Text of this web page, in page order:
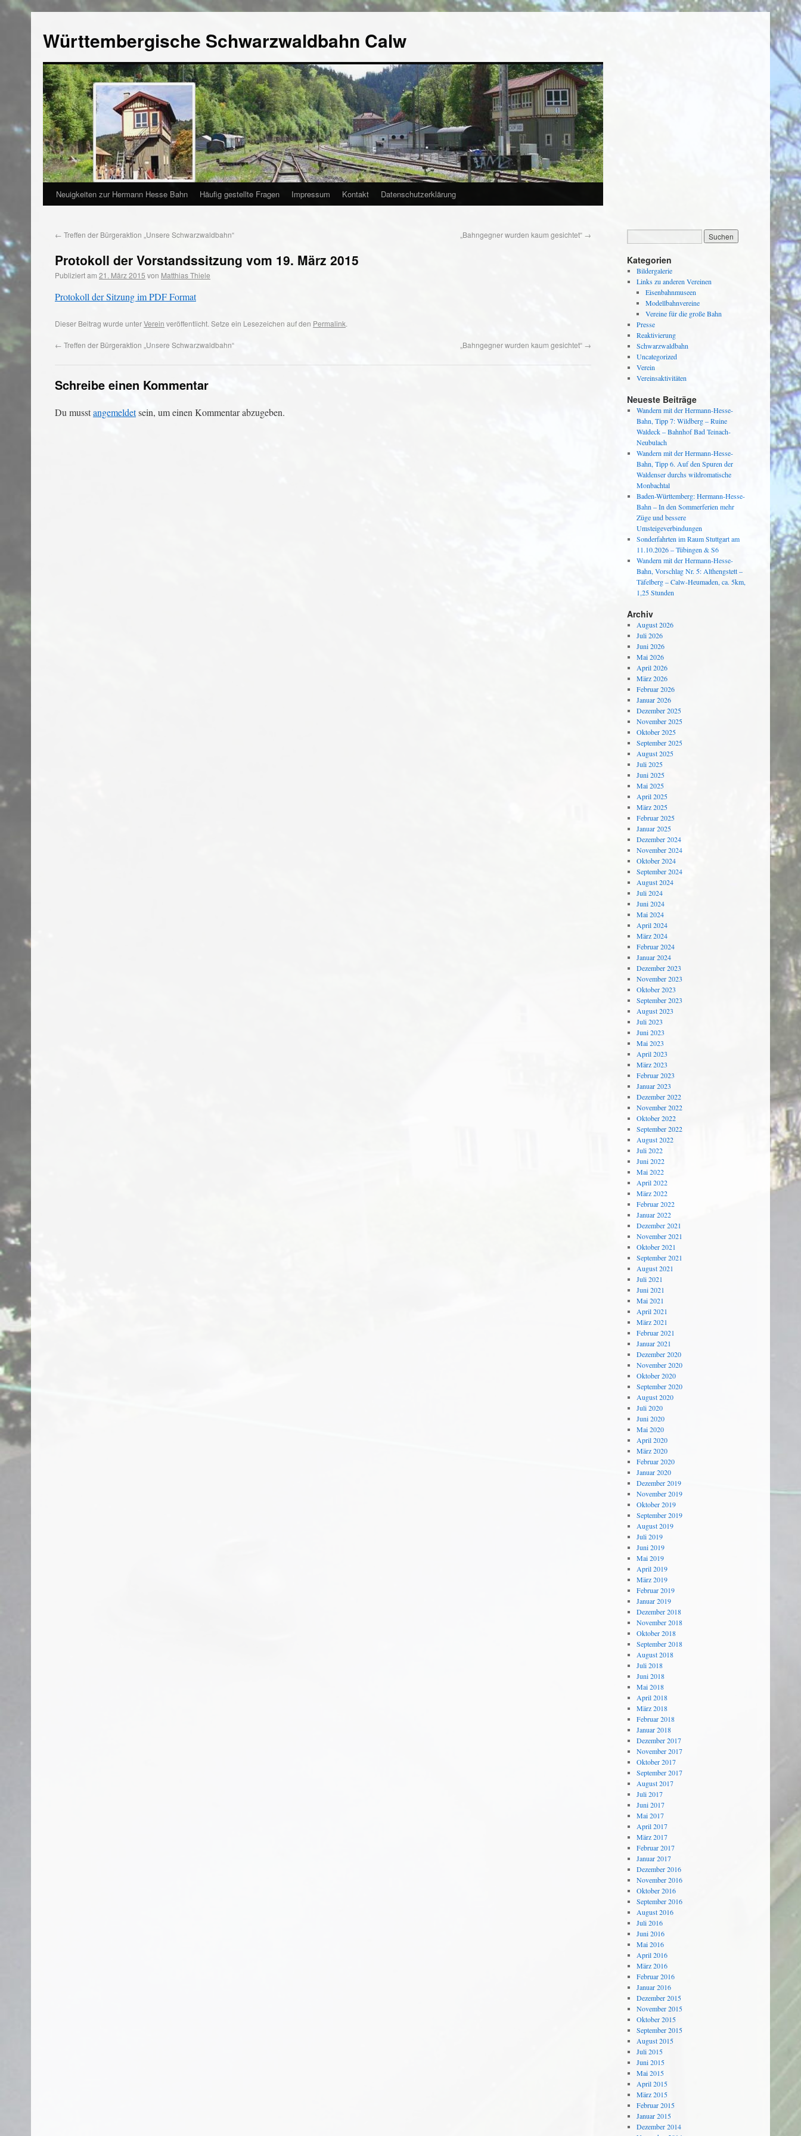
Württembergische Schwarzwaldbahn Calw
Neuigkeiten zur Hermann Hesse Bahn Häufig gestellte Fragen Impressum Kontakt Datenschutzerklärung
← Treffen der Bürgeraktion „Unsere Schwarzwaldbahn“ „Bahngegner wurden kaum gesichtet“ →
Protokoll der Vorstandssitzung vom 19. März 2015
Publiziert am 21. März 2015 von Matthias Thiele
Protokoll der Sitzung im PDF Format
Dieser Beitrag wurde unterVerein veröffentlicht. Setze ein Lesezeichen auf den Permalink.
← Treffen der Bürgeraktion „Unsere Schwarzwaldbahn“ „Bahngegner wurden kaum gesichtet“ →
Schreibe einen Kommentar
Du musstangemeldetsein, um einen Kommentar abzugeben.
Kategorien
Bildergalerie
Links zu anderen Vereinen
Eisenbahnmuseen
Modellbahnvereine
Vereine für die große Bahn
Presse
Reaktivierung
Schwarzwaldbahn
Uncategorized
Verein
Vereinsaktivitäten
Neueste Beiträge
Wandern mit der Hermann-Hesse-
Bahn, Tipp 7: Wildberg – Ruine
Waldeck – Bahnhof Bad Teinach-
Neubulach
Wandern mit der Hermann-Hesse-
Bahn, Tipp 6. Auf den Spuren der
Waldenser durchs wildromatische
Monbachtal
Baden-Württemberg: Hermann-Hesse-
Bahn – In den Sommerferien mehr
Züge und bessere
Umsteigeverbindungen
Sonderfahrten im Raum Stuttgart am
11.10.2026 – Tübingen & S6
Wandern mit der Hermann-Hesse-
Bahn, Vorschlag Nr. 5: Althengstett –
Täfelberg – Calw-Heumaden, ca. 5km,
1,25 Stunden
Archiv
August 2026
Juli 2026
Juni 2026
Mai 2026
April 2026
März 2026
Februar 2026
Januar 2026
Dezember 2025
November 2025
Oktober 2025
September 2025
August 2025
Juli 2025
Juni 2025
Mai 2025
April 2025
März 2025
Februar 2025
Januar 2025
Dezember 2024
November 2024
Oktober 2024
September 2024
August 2024
Juli 2024
Juni 2024
Mai 2024
April 2024
März 2024
Februar 2024
Januar 2024
Dezember 2023
November 2023
Oktober 2023
September 2023
August 2023
Juli 2023
Juni 2023
Mai 2023
April 2023
März 2023
Februar 2023
Januar 2023
Dezember 2022
November 2022
Oktober 2022
September 2022
August 2022
Juli 2022
Juni 2022
Mai 2022
April 2022
März 2022
Februar 2022
Januar 2022
Dezember 2021
November 2021
Oktober 2021
September 2021
August 2021
Juli 2021
Juni 2021
Mai 2021
April 2021
März 2021
Februar 2021
Januar 2021
Dezember 2020
November 2020
Oktober 2020
September 2020
August 2020
Juli 2020
Juni 2020
Mai 2020
April 2020
März 2020
Februar 2020
Januar 2020
Dezember 2019
November 2019
Oktober 2019
September 2019
August 2019
Juli 2019
Juni 2019
Mai 2019
April 2019
März 2019
Februar 2019
Januar 2019
Dezember 2018
November 2018
Oktober 2018
September 2018
August 2018
Juli 2018
Juni 2018
Mai 2018
April 2018
März 2018
Februar 2018
Januar 2018
Dezember 2017
November 2017
Oktober 2017
September 2017
August 2017
Juli 2017
Juni 2017
Mai 2017
April 2017
März 2017
Februar 2017
Januar 2017
Dezember 2016
November 2016
Oktober 2016
September 2016
August 2016
Juli 2016
Juni 2016
Mai 2016
April 2016
März 2016
Februar 2016
Januar 2016
Dezember 2015
November 2015
Oktober 2015
September 2015
August 2015
Juli 2015
Juni 2015
Mai 2015
April 2015
März 2015
Februar 2015
Januar 2015
Dezember 2014